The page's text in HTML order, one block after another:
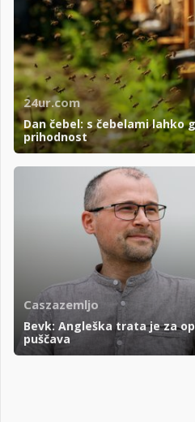
24ur.com
Dan čebel: s čebelami lahko
prihodnost
Caszazemljo
Bevk: Angleška trata je za
puščava